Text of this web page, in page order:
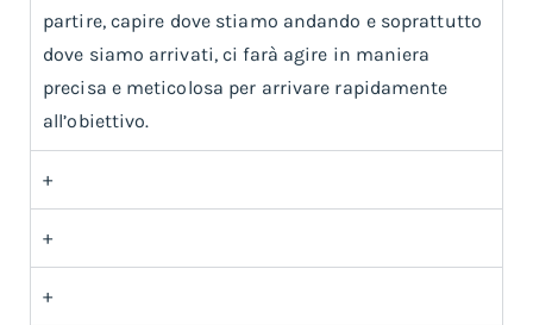
partire, capire dove stiamo andando e soprattutto
dove siamo arrivati, ci farà agire in maniera
precisa e meticolosa per arrivare rapidamente
all’obiettivo.
+
+
+